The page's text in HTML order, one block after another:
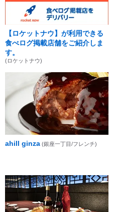
【ロケットナウ】が利用できる
食べログ掲載店舗をご紹介しま
す。
(ロケットナウ)
ahill ginza (銀座一丁目/フレンチ)